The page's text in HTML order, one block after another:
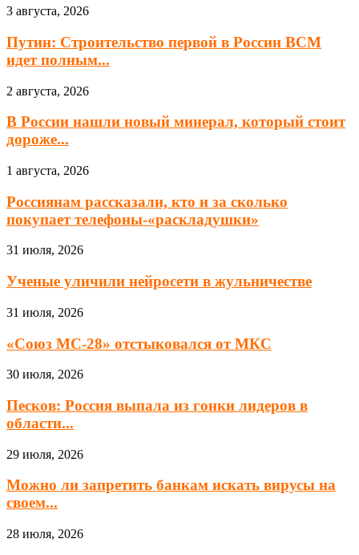
3 августа, 2026
Путин: Строительство первой в России ВСМ
идет полным...
2 августа, 2026
В России нашли новый минерал, который стоит
дороже...
1 августа, 2026
Россиянам рассказали, кто и за сколько
покупает телефоны-«раскладушки»
31 июля, 2026
Ученые уличили нейросети в жульничестве
31 июля, 2026
«Союз МС-28» отстыковался от МКС
30 июля, 2026
Песков: Россия выпала из гонки лидеров в
области...
29 июля, 2026
Можно ли запретить банкам искать вирусы на
своем...
28 июля, 2026